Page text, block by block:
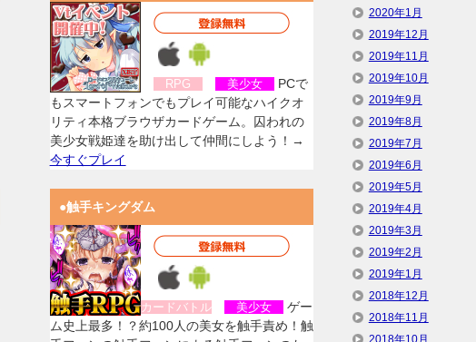
RPG 美少女
PCで
もスマートフォンでもプレイ可能なハイクオ
リティ本格ブラウザカードゲーム。囚われの
美少女戦姫達を助け出して仲間にしよう！→
今すぐプレイ
●触手キングダム
カードバトル 美少女
ゲー
ム史上最多！？約100人の美女を触手責め！触
2020年1月
2019年12月
2019年11月
2019年10月
2019年9月
2019年8月
2019年7月
2019年6月
2019年5月
2019年4月
2019年3月
2019年2月
2019年1月
2018年12月
2018年11月
2018年10月